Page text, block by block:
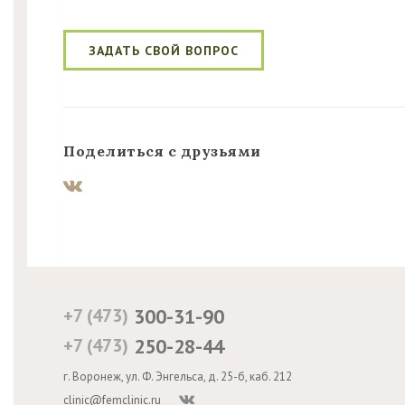
ЗАДАТЬ СВОЙ ВОПРОС
Поделиться с друзьями
+7 (473) 300-31-90
+7 (473) 250-28-44
г. Воронеж, ул. Ф. Энгельса, д. 25-б, каб. 212
clinic@femclinic.ru